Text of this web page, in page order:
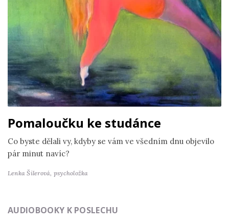
Pomaloučku ke studánce
Co byste dělali vy, kdyby se vám ve všedním dnu objevilo
pár minut navíc?
Lenka Šilerová, psycholožka
AUDIOBOOKY K POSLECHU